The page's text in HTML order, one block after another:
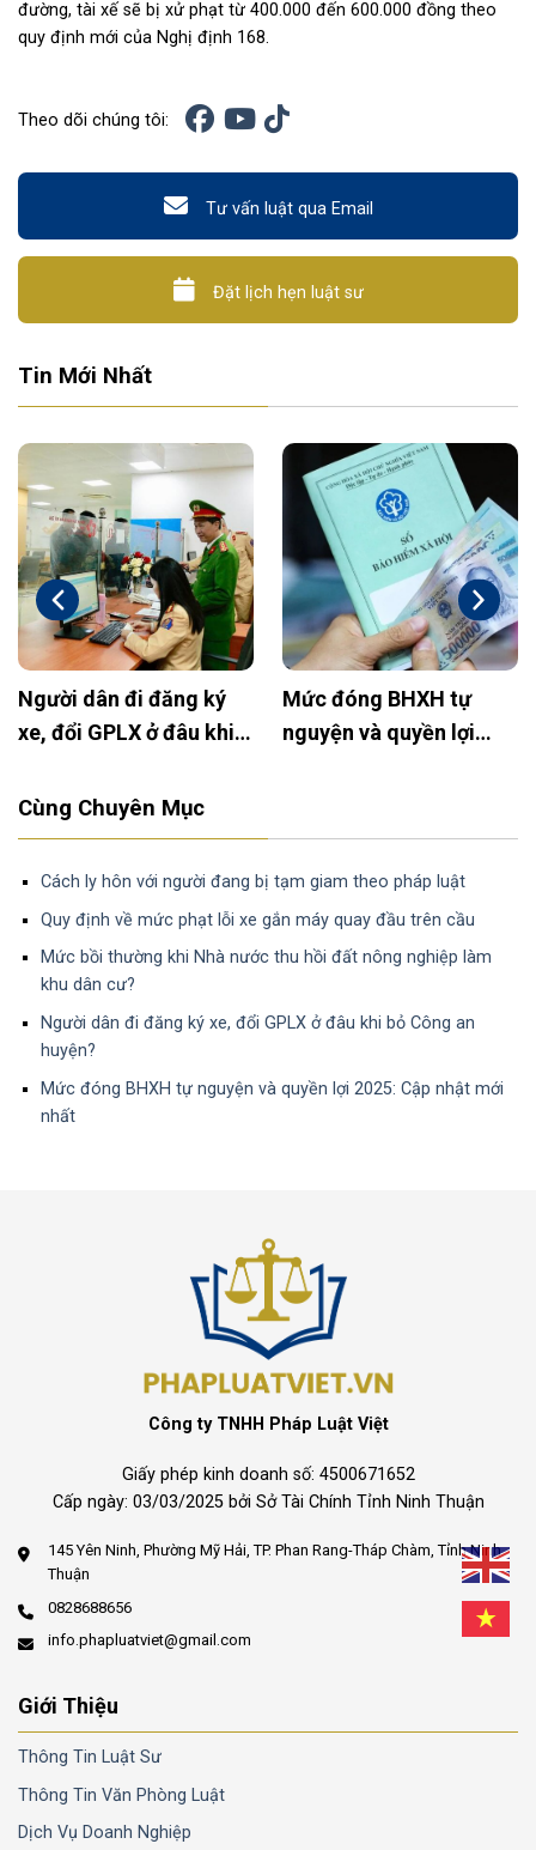
đường, tài xế sẽ bị xử phạt từ 400.000 đến 600.000 đồng theo
quy định mới của Nghị định 168.
Theo dõi chúng tôi:
Tư vấn luật qua Email
Đặt lịch hẹn luật sư
Tin Mới Nhất
Người dân đi đăng ký
xe, đổi GPLX ở đâu khi
Mức đóng BHXH tự
nguyện và quyền lợi
Cùng Chuyên Mục
Cách ly hôn với người đang bị tạm giam theo pháp luật
Quy định về mức phạt lỗi xe gắn máy quay đầu trên cầu
Mức bồi thường khi Nhà nước thu hồi đất nông nghiệp làm
khu dân cư?
Người dân đi đăng ký xe, đổi GPLX ở đâu khi bỏ Công an
huyện?
Mức đóng BHXH tự nguyện và quyền lợi 2025: Cập nhật mới
nhất
Công ty TNHH Pháp Luật Việt
Giấy phép kinh doanh số: 4500671652
Cấp ngày: 03/03/2025 bởi Sở Tài Chính Tỉnh Ninh Thuận
145 Yên Ninh, Phường Mỹ Hải, TP. Phan Rang-Tháp Chàm, Tỉnh Ninh
Thuận
0828688656
info.phapluatviet@gmail.com
Giới Thiệu
Thông Tin Luật Sư
Thông Tin Văn Phòng Luật
Dịch Vụ Doanh Nghiệp